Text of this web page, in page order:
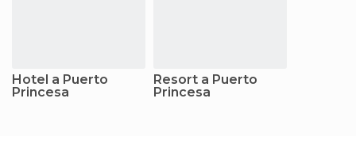
Hotel a Puerto
Princesa
Resort a Puerto
Princesa